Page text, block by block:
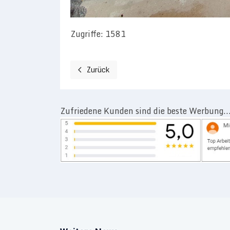
Zugriffe: 1581
Vorheriger Beitrag: Fenster Modernisierung
Zurück
Zufriedene Kunden sind die beste Werbung...